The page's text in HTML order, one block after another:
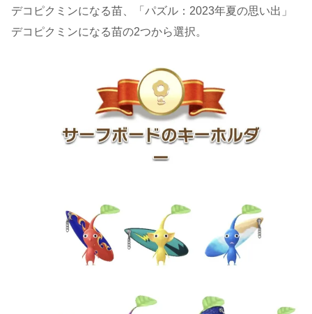
デコピクミンになる苗、「パズル：2023年夏の思い出」
デコピクミンになる苗の2つから選択。